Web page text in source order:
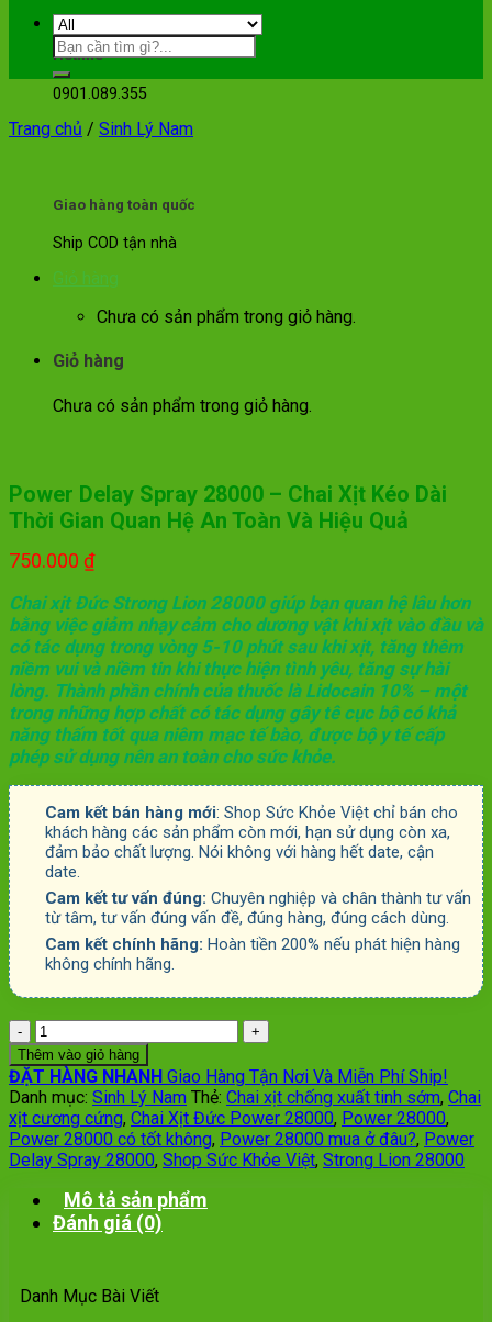
Hotline
0901.089.355
Giao hàng toàn quốc
Ship COD tận nhà
Giỏ hàng
Chưa có sản phẩm trong giỏ hàng.
Giỏ hàng
Chưa có sản phẩm trong giỏ hàng.
Trang chủ / Sinh Lý Nam
Power Delay Spray 28000 – Chai Xịt Kéo Dài
Thời Gian Quan Hệ An Toàn Và Hiệu Quả
750.000 ₫
Chai xịt Đức Strong Lion 28000 giúp bạn quan hệ lâu hơn
bằng việc giảm nhạy cảm cho dương vật khi xịt vào đầu và
có tác dụng trong vòng 5-10 phút sau khi xịt, tăng thêm
niềm vui và niềm tin khi thực hiện tình yêu, tăng sự hài
lòng. Thành phần chính của thuốc là Lidocain 10% – một
trong những hợp chất có tác dụng gây tê cục bộ có khả
năng thấm tốt qua niêm mạc tế bào, được bộ y tế cấp
phép sử dụng nên an toàn cho sức khỏe.
Cam kết bán hàng mới: Shop Sức Khỏe Việt chỉ bán cho
khách hàng các sản phẩm còn mới, hạn sử dụng còn xa,
đảm bảo chất lượng. Nói không với hàng hết date, cận
date.
Cam kết tư vấn đúng: Chuyên nghiệp và chân thành tư vấn
từ tâm, tư vấn đúng vấn đề, đúng hàng, đúng cách dùng.
Cam kết chính hãng: Hoàn tiền 200% nếu phát hiện hàng
không chính hãng.
Số
lượng
Thêm vào giỏ hàng
ĐẶT HÀNG NHANH Giao Hàng Tận Nơi Và Miễn Phí Ship!
Danh mục: Sinh Lý Nam Thẻ: Chai xịt chống xuất tinh sớm, Chai
xịt cương cứng, Chai Xịt Đức Power 28000, Power 28000,
Power 28000 có tốt không, Power 28000 mua ở đâu?, Power
Delay Spray 28000, Shop Sức Khỏe Việt, Strong Lion 28000
Mô tả sản phẩm
Đánh giá (0)
Danh Mục Bài Viết